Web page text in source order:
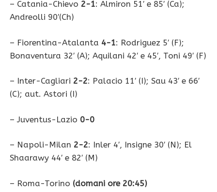
– Catania-Chievo 2-1: Almiron 51′ e 85′ (Ca);
Andreolli 90′(Ch)
– Fiorentina-Atalanta 4-1: Rodriguez 5′ (F);
Bonaventura 32′ (A); Aquilani 42′ e 45′, Toni 49′ (F)
– Inter-Cagliari 2-2: Palacio 11′ (I); Sau 43′ e 66′
(C); aut. Astori (I)
– Juventus-Lazio 0-0
– Napoli-Milan 2-2: Inler 4′, Insigne 30′ (N); El
Shaarawy 44′ e 82′ (M)
– Roma-Torino (domani ore 20:45)